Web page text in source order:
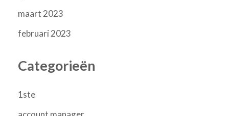
maart 2023
februari 2023
Categorieën
1ste